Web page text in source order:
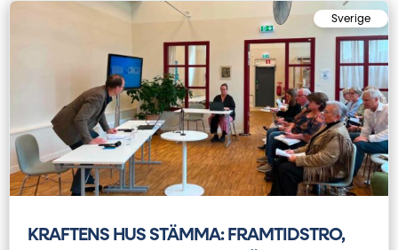
Sverige
KRAFTENS HUS STÄMMA: FRAMTIDSTRO,